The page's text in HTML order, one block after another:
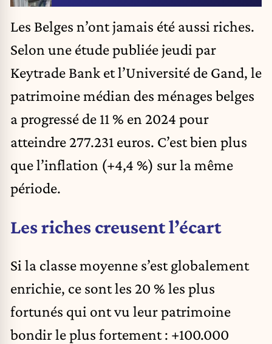
Les Belges n’ont jamais été aussi riches.
Selon une étude publiée jeudi par
Keytrade Bank et l’Université de Gand, le
patrimoine médian des ménages belges
a progressé de 11 % en 2024 pour
atteindre 277.231 euros. C’est bien plus
que l’inflation (+4,4 %) sur la même
période.
Les riches creusent l’écart
Si la classe moyenne s’est globalement
enrichie, ce sont les 20 % les plus
fortunés qui ont vu leur patrimoine
bondir le plus fortement : +100.000